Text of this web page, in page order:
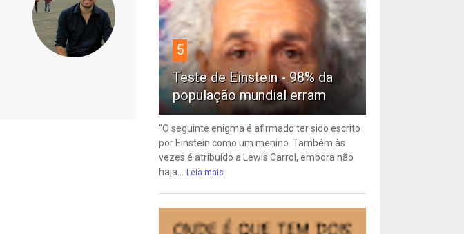
5
Teste de Einstein - 98% da
população mundial erram
"O seguinte enigma é afirmado ter sido escrito
por Einstein como um menino. Também às
vezes é atribuído a Lewis Carrol, embora não
haja...
Leia mais